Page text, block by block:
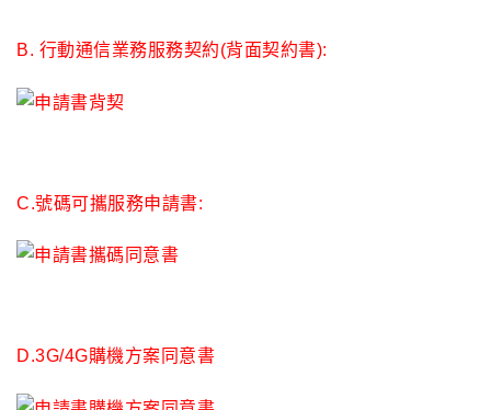
B. 行動通信業務服務契約(背面契約書):
C.號碼可攜服務申請書:
D.3G/4G購機方案同意書